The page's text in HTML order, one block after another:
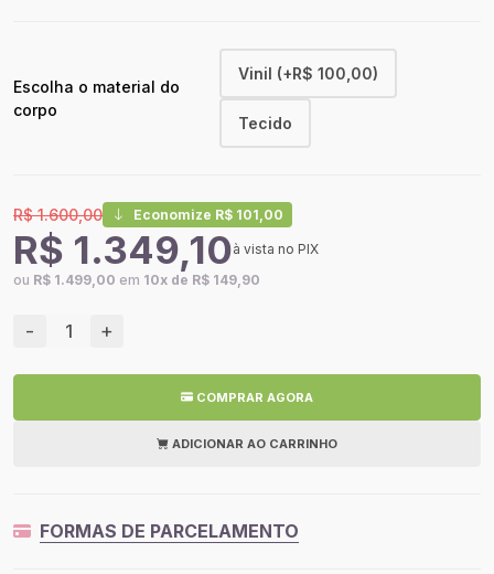
Escolha o material do
corpo
Vinil (+R$ 100,00)
Tecido
R$ 1.600,00 Economize R$ 101,00
ou R$ 1.499,00 em 10x de R$ 149,90
R$ 1.349,10à vista no PIX
- +
COMPRAR AGORA
ADICIONAR AO CARRINHO
FORMAS DE PARCELAMENTO